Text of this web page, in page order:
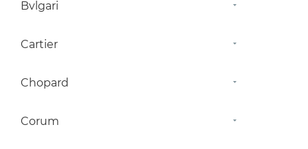
Bvlgari
Cartier
Chopard
Corum